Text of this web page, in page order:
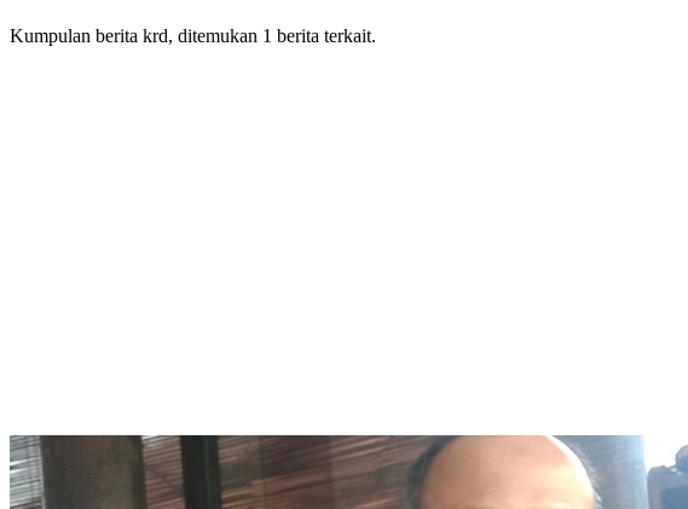
Kumpulan berita krd, ditemukan 1 berita terkait.